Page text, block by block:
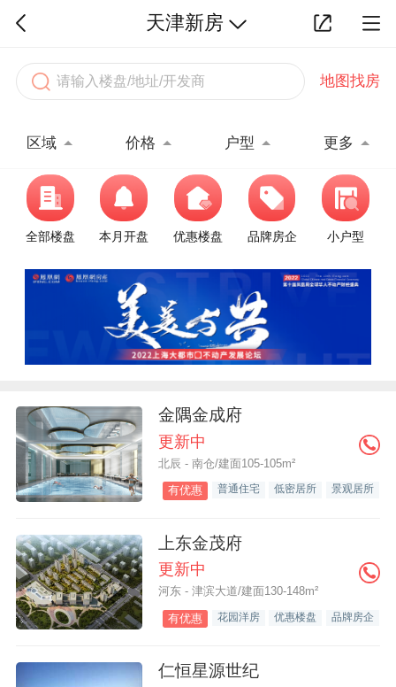
天津新房
地图找房
区域 价格 户型 更多
全部楼盘 本月开盘 优惠楼盘 品牌房企 小户型
金隅金成府
更新中
北辰 - 南仓/建面105-105m²
有优惠 普通住宅 低密居所 景观居所
上东金茂府
更新中
河东 - 津滨大道/建面130-148m²
有优惠 花园洋房 优惠楼盘 品牌房企
仁恒星源世纪